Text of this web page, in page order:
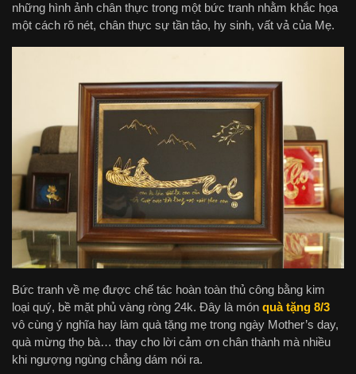
những hình ảnh chân thực trong một bức tranh nhằm khắc họa
một cách rõ nét, chân thực sự tần tảo, hy sinh, vất vả của Mẹ.
Bức tranh về mẹ được chế tác hoàn toàn thủ công bằng kim
loại quý, bề mặt phủ vàng ròng 24k. Đây là món quà tặng 8/3
vô cùng ý nghĩa hay làm quà tặng mẹ trong ngày Mother’s day,
quà mừng thọ bà… thay cho lời cảm ơn chân thành mà nhiều
khi ngượng ngùng chẳng dám nói ra.